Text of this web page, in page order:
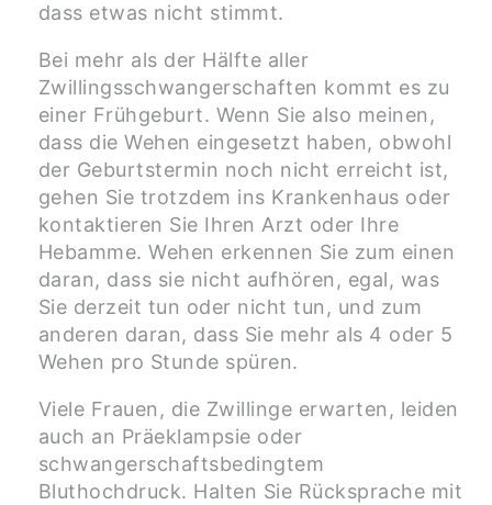
dass etwas nicht stimmt.
Bei mehr als der Hälfte aller
Zwillingsschwangerschaften kommt es zu
einer Frühgeburt. Wenn Sie also meinen,
dass die Wehen eingesetzt haben, obwohl
der Geburtstermin noch nicht erreicht ist,
gehen Sie trotzdem ins Krankenhaus oder
kontaktieren Sie Ihren Arzt oder Ihre
Hebamme. Wehen erkennen Sie zum einen
daran, dass sie nicht aufhören, egal, was
Sie derzeit tun oder nicht tun, und zum
anderen daran, dass Sie mehr als 4 oder 5
Wehen pro Stunde spüren.
Viele Frauen, die Zwillinge erwarten, leiden
auch an Präeklampsie oder
schwangerschaftsbedingtem
Bluthochdruck. Halten Sie Rücksprache mit